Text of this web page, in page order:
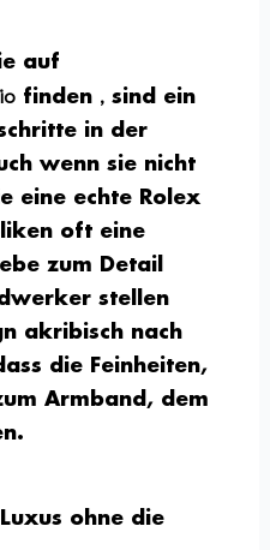
auf
finden , sind ein
in der
wenn sie nicht
eine echte Rolex
oft eine
zum Detail
stellen
akribisch nach
die Feinheiten,
Armband, dem
ohne die